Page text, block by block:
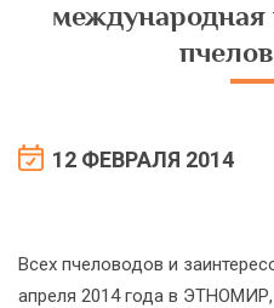
12 ФЕВРАЛЯ 2014
Всех пчеловодов и
апреля 2014 года в